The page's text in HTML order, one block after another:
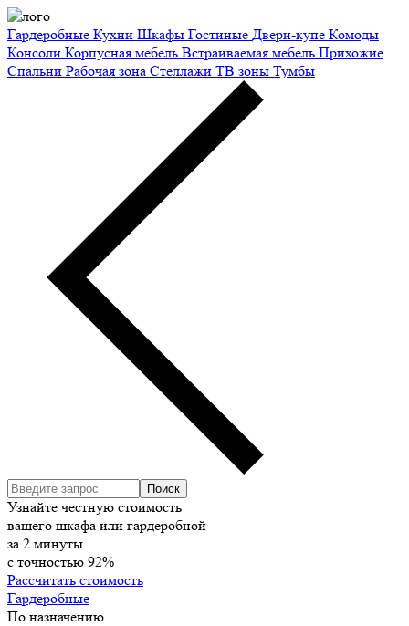
Гардеробные Кухни Шкафы Гостиные Двери-купе Комоды
Консоли Корпусная мебель Встраиваемая мебель Прихожие
Спальни Рабочая зона Стеллажи ТВ зоны Тумбы
Узнайте честную стоимость
вашего шкафа или гардеробной
за 2 минуты
с точностью 92%
Рассчитать стоимость
Гардеробные
По назначению